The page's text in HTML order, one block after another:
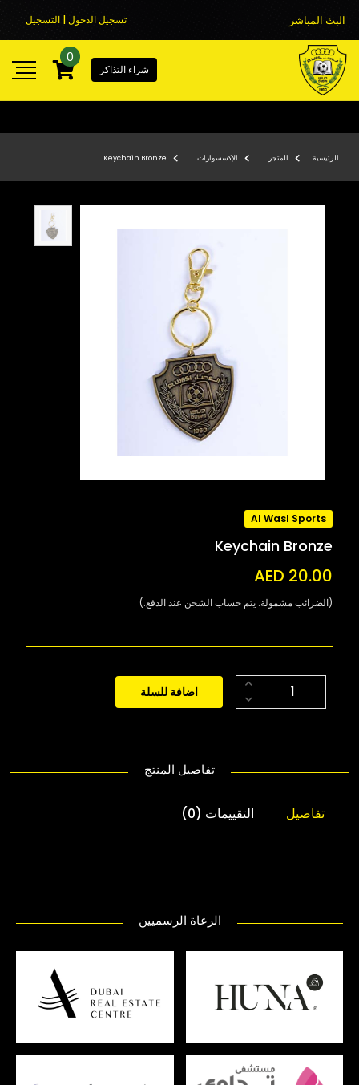
البث المباشر تسجيل الدخول | التسجيل
شراء التذاكر
0
الرئيسية المتجر الإكسسوارات Keychain Bronze
Al Wasl Sports
Keychain Bronze
AED 20.00
(الضرائب مشمولة. يتم حساب الشحن عند الدفع.)
اضافة للسلة
تفاصيل المنتج
تفاصيل التقييمات (0)
الرعاة الرسميين